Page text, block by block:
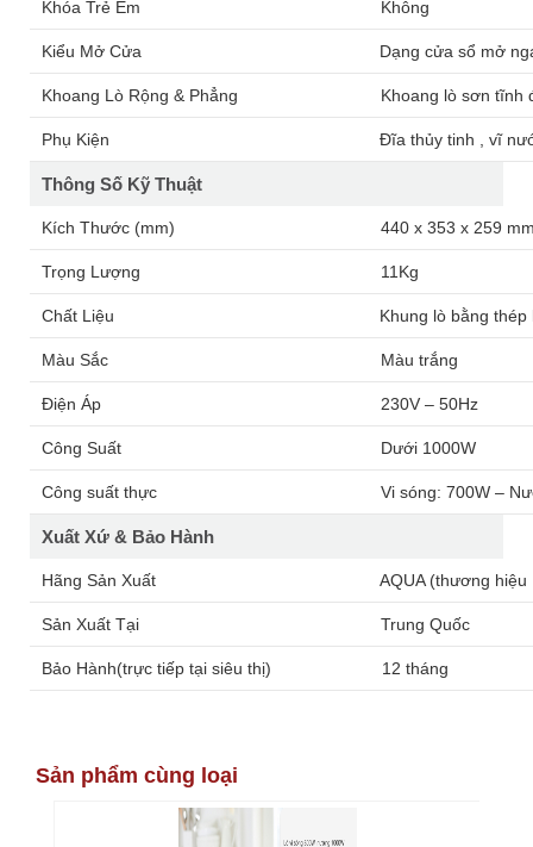
Khóa Trẻ Em Không
Kiểu Mở Cửa Dạng cửa sổ mở
Khoang Lò Rộng & Phẳng Khoang lò sơn tĩnh
Phụ Kiện Đĩa thủy tinh , vĩ
Thông Số Kỹ Thuật
Kích Thước (mm) 440 x 353 x 259
Trọng Lượng 11Kg
Chất Liệu Khung lò bằng
Màu Sắc Màu trắng
Điện Áp 230V – 50Hz
Công Suất Dưới 1000W
Công suất thực Vi sóng: 700W –
Xuất Xứ & Bảo Hành
Hãng Sản Xuất AQUA (thương hiệu
Sản Xuất Tại Trung Quốc
Bảo Hành(trực tiếp tại siêu thị) 12 tháng
Sản phẩm cùng loại